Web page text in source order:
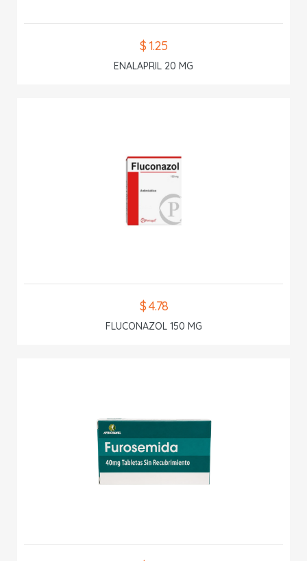
$ 1.25
ENALAPRIL 20 MG
$ 4.78
FLUCONAZOL 150 MG